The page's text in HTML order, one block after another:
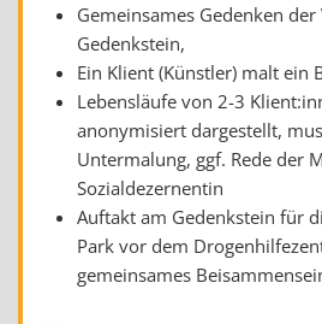
Gemeinsames Gedenken
Gedenkstein,
Ein Klient (Künstler) malt ein
Lebensläufe von 2-3
anonymisiert dargestellt,
Untermalung, ggf. Rede der
Sozialdezernentin
Auftakt am Gedenkstein für
Park vor dem
gemeinsames